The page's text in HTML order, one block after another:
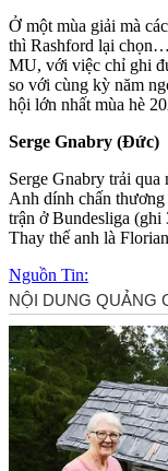
Ở một mùa giải mà
thì Rashford lại
MU, với việc chỉ ghi
so với cùng kỳ năm
hội lớn nhất mùa hè
Serge Gnabry (Đức)
Serge Gnabry trải
Anh dính chấn
trận ở Bundesliga
Thay thế anh là
Nguồn Tin: